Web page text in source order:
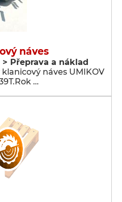
náves
Přeprava a náklad
náves UMIKOV
…